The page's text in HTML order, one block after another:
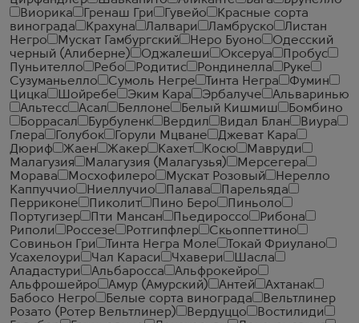
Виорика
Гренаш Гри Гувейо
Красные сорта
винограда
Крахуна Лалвари Ламбруско
Листан
Негро
Мускат Гамбургский Неро Буоно
Одесский
черный (Алиберне)
Оджалеши Оксеруа
Пробус
Пуньителло
Ребо Родитис Рондинелла
Руке
Сузуманьелло
Сумоль Негре Тинта Негра
Фумин
Цицка
Шойребе Эким Кара Эрбалуче
Альваринью
Альтесс
Асал Беллоне Белый Кишмиш
Бомбино
Боррасал
Бурбуленк Вердил Видал Блан
Виура
Глера
Голубок Горули Мцване
Джеват Кара
Дюриф
Жаен Жакер Кахет Косю
Мавруди
Малагузия
Малагузия (Малагузья)
Мерсегера
Морава
Мосхофилеро Мускат Розовый
Нерелло
Каппуччио
Ниеллучио Палава
Парельяда
Перриконе
Пиколит Пино Беро
Пиньоло
Португизер
Пти Мансан Пьедироссо
Рибона
Риполи
Россезе Ротгипфлер
Скьоппеттино
Совиньон Гри
Тинта Негра Моле
Токай Фриулано
Усахелоури
Чал Караси Чхавери
Шасла
Аладастури
Альбаросса
Альфрокейро
Альфрошейро
Амур (Амурский) Антей
Ахтанак
Бабосо Негро
Белые сорта винограда
Вельтлинер
Розато (Ротер Вельтлинер)
Вердуццо
Востилиди